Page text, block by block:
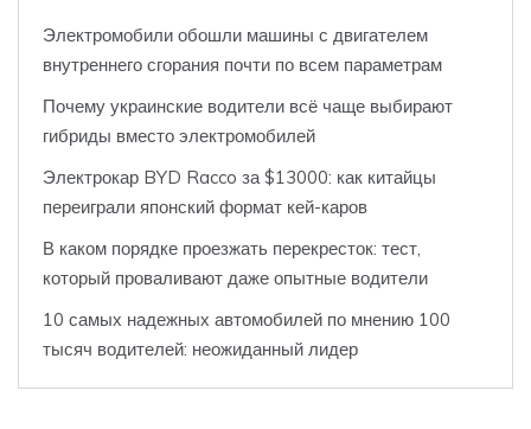
Электромобили обошли машины с двигателем
внутреннего сгорания почти по всем параметрам
Почему украинские водители всё чаще выбирают
гибриды вместо электромобилей
Электрокар BYD Racco за $13000: как китайцы
переиграли японский формат кей-каров
В каком порядке проезжать перекресток: тест,
который проваливают даже опытные водители
10 самых надежных автомобилей по мнению 100
тысяч водителей: неожиданный лидер